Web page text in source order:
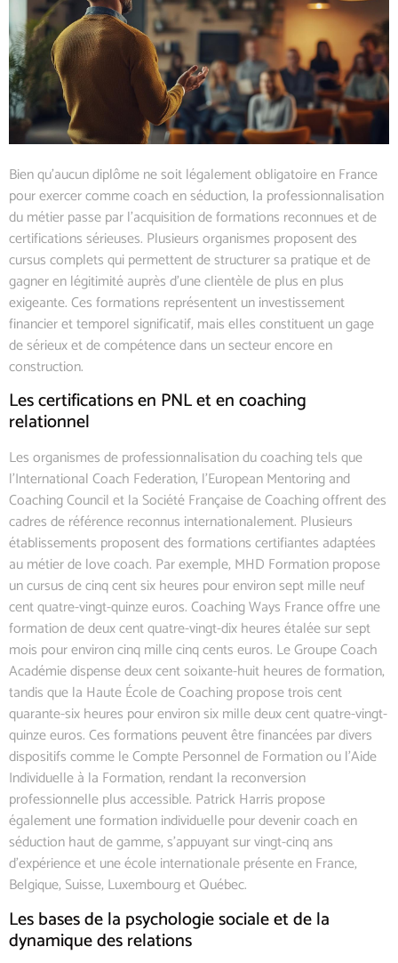
Bien qu’aucun diplôme ne soit légalement obligatoire en France
pour exercer comme coach en séduction, la professionnalisation
du métier passe par l’acquisition de formations reconnues et de
certifications sérieuses. Plusieurs organismes proposent des
cursus complets qui permettent de structurer sa pratique et de
gagner en légitimité auprès d’une clientèle de plus en plus
exigeante. Ces formations représentent un investissement
financier et temporel significatif, mais elles constituent un gage
de sérieux et de compétence dans un secteur encore en
construction.
Les certifications en PNL et en coaching
relationnel
Les organismes de professionnalisation du coaching tels que
l’International Coach Federation, l’European Mentoring and
Coaching Council et la Société Française de Coaching offrent des
cadres de référence reconnus internationalement. Plusieurs
établissements proposent des formations certifiantes adaptées
au métier de love coach. Par exemple, MHD Formation propose
un cursus de cinq cent six heures pour environ sept mille neuf
cent quatre-vingt-quinze euros. Coaching Ways France offre une
formation de deux cent quatre-vingt-dix heures étalée sur sept
mois pour environ cinq mille cinq cents euros. Le Groupe Coach
Académie dispense deux cent soixante-huit heures de formation,
tandis que la Haute École de Coaching propose trois cent
quarante-six heures pour environ six mille deux cent quatre-vingt-
quinze euros. Ces formations peuvent être financées par divers
dispositifs comme le Compte Personnel de Formation ou l’Aide
Individuelle à la Formation, rendant la reconversion
professionnelle plus accessible. Patrick Harris propose
également une formation individuelle pour devenir coach en
séduction haut de gamme, s’appuyant sur vingt-cinq ans
d’expérience et une école internationale présente en France,
Belgique, Suisse, Luxembourg et Québec.
Les bases de la psychologie sociale et de la
dynamique des relations